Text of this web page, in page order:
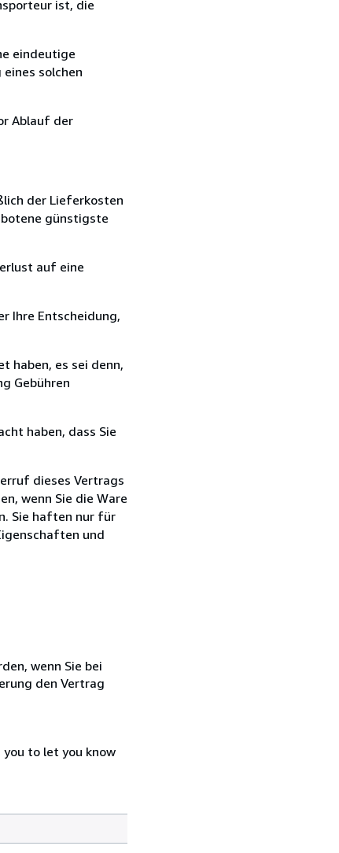
ist, die
eindeutige
solchen
Ablauf der
der Lieferkosten
günstigste
auf eine
Ihre Entscheidung,
haben, es sei denn,
Gebühren
haben, dass Sie
dieses Vertrags
wenn Sie die Ware
Sie haften nur für
und
wenn Sie bei
den Vertrag
you to let you know